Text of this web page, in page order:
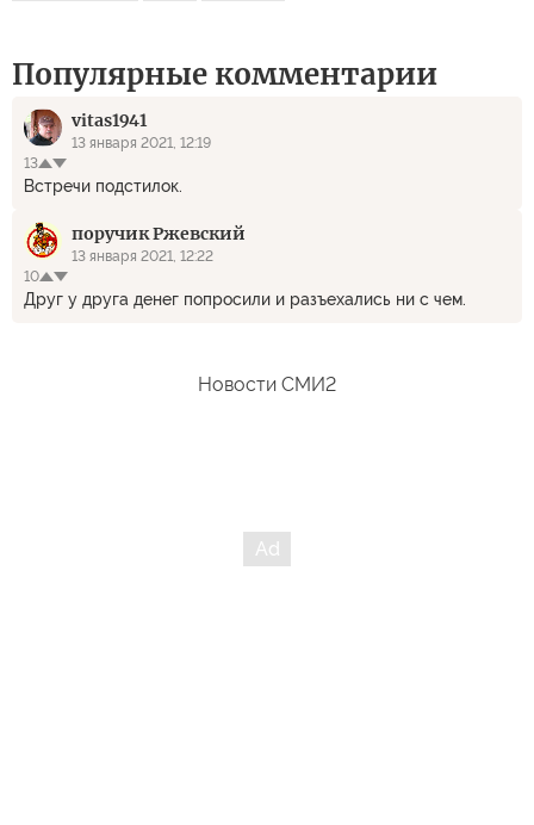
Популярные комментарии
vitas1941
13 января 2021, 12:19
13
Встречи подстилок.
поручик Ржевский
13 января 2021, 12:22
10
Друг у друга денег попросили и разъехались ни с чем.
Новости СМИ2